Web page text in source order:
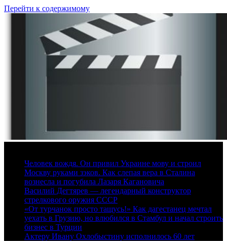
Перейти к содержимому
Человек вождя. Он привил Украине мову и строил
Москву руками зэков. Как слепая вера в Сталина
вознесла и погубила Лазаря Кагановича
Василий Дегтярев — легендарный конструктор
стрелкового оружия СССР
«От турчанок просто тащусь!» Как дагестанец мечтал
уехать в Грузию, но влюбился в Стамбул и начал строить
бизнес в Турции
Актеру Ивану Охлобыстину исполнилось 60 лет